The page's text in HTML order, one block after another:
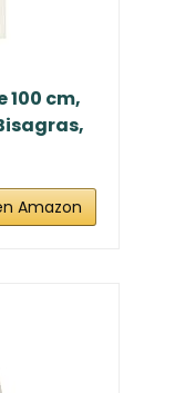
100 cm,
Amazon